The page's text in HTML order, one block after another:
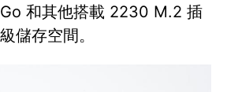
和其他搭載 2230 M.2 插
儲存空間。